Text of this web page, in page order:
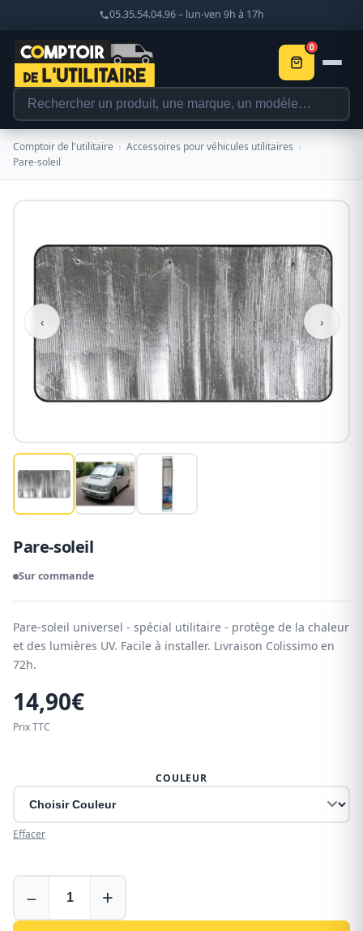
05.35.54.04.96 – lun-ven 9h à 17h
0
Comptoir de l'utilitaire › Accessoires pour véhicules utilitaires ›
Pare-soleil
‹ ›
Pare-soleil
Sur commande
Pare-soleil universel - spécial utilitaire - protège de la chaleur
et des lumières UV. Facile à installer. Livraison Colissimo en
72h.
14,90€
Prix TTC
COULEUR
Effacer
soleil
− +